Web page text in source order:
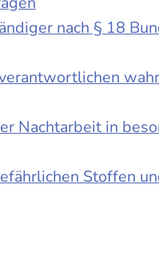
nach § 18
Nachtarbeit in
Stoffen